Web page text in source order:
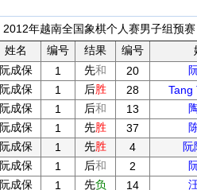
2012年越南全国象棋个人赛男子组预
姓名 编号 结果 编号
阮成保 1 先和 20
阮成保 1 后胜 28
Tang
阮成保 1 后和 13
阮成保 1 先胜 37
阮成保 1 先胜 4
阮
阮成保 1 后和 2
阮成保 1 先负 14